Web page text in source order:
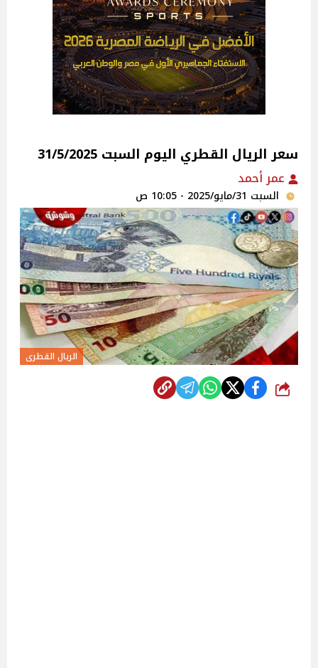
سعر الريال القطري اليوم السبت 31/5/2025
عمر أحمد
السبت 31/مايو/2025 - 10:05 ص
الريال القطرى
شارك